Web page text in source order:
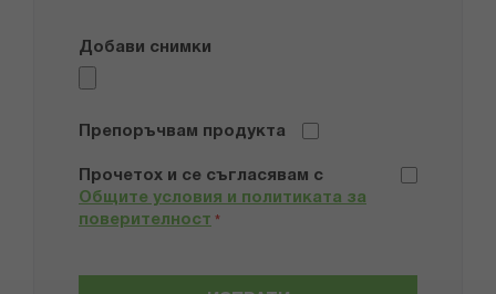
Добави снимки
Препоръчвам продукта
Прочетох и се съгласявам с
Общите условия и политиката за
поверителност *